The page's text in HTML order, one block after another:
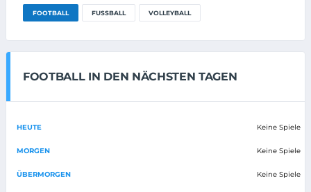
FOOTBALL FUSSBALL VOLLEYBALL
FOOTBALL IN DEN NÄCHSTEN TAGEN
HEUTE Keine Spiele
MORGEN Keine Spiele
ÜBERMORGEN Keine Spiele